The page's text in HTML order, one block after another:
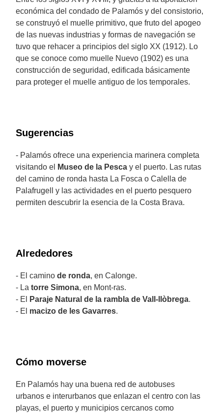
económica del condado de Palamós y del consistorio,
se construyó el muelle primitivo, que fruto del apogeo
de las nuevas industrias y formas de navegación se
tuvo que rehacer a principios del siglo XX (1912). Lo
que se conoce como muelle Nuevo (1902) es una
construcción de seguridad, edificada básicamente
para proteger el muelle antiguo de los temporales.
Sugerencias
- Palamós ofrece una experiencia marinera completa
visitando el
Museo de la Pesca y el puerto. Las rutas
del camino de ronda hasta La Fosca o Calella de
Palafrugell y las actividades en el puerto pesquero
permiten descubrir la esencia de la Costa Brava.
Alrededores
- El camino de ronda, en Calonge.
- La torre Simona, en Mont-ras.
- El
Paraje Natural de la rambla de Vall-llòbrega.
- El macizo de les Gavarres.
Cómo moverse
En Palamós hay una buena red de autobuses
urbanos e interurbanos que enlazan el centro con las
playas, el puerto y municipios cercanos como